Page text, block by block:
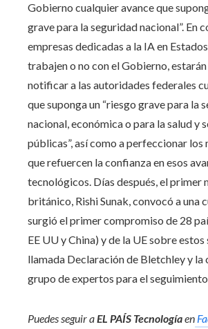
Gobierno cualquier avance que
grave para la seguridad nacional”. En
empresas dedicadas a la IA en
trabajen o no con el Gobierno,
notificar a las autoridades federales
que suponga un “riesgo grave para la
nacional, económica o para la salud y
públicas”, así como a perfeccionar los
que refuercen la confianza en esos
tecnológicos. Días después, el primer
británico, Rishi Sunak, convocó a una
surgió el primer compromiso de 28
EE UU y China) y de la UE sobre estos
llamada Declaración de Bletchley y la
grupo de expertos para el seguimiento
Puedes seguir aEL PAÍS Tecnologíaen